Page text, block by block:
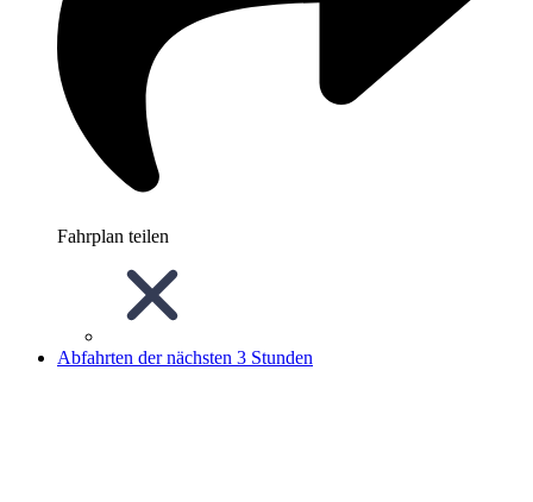
Fahrplan teilen
Abfahrten der nächsten 3 Stunden